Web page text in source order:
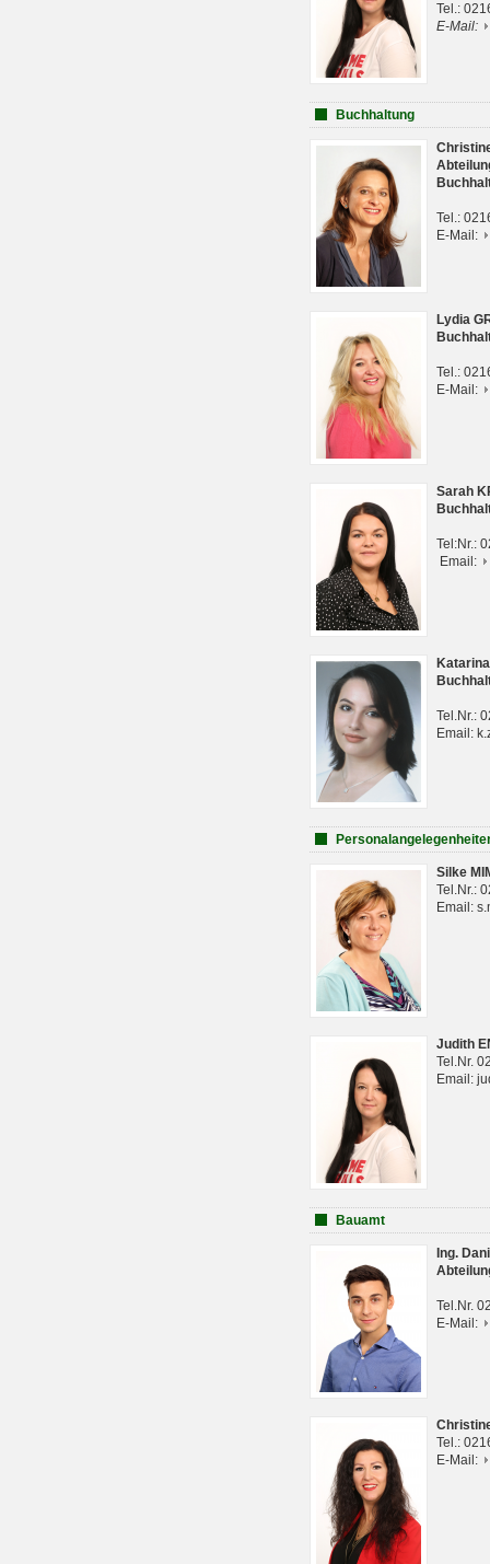
Tel.:
E-Mail:
Buchhaltung
Tel.:
E-Mail:
Lydia
Tel.:
E-Mail:
Sarah
Tel:Nr.:
Email:
Tel.Nr.:
Email:
Silke
Tel.Nr.:
Email:
Judith
Tel.Nr.
Email:
Bauamt
Ing.
Tel.Nr.
E-Mail:
Tel.:
E-Mail: